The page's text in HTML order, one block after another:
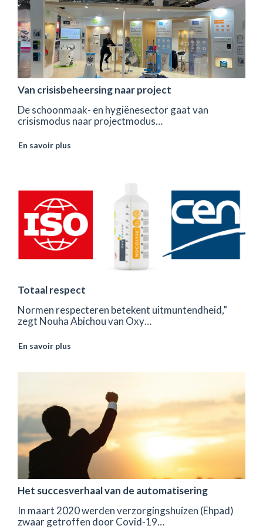
Van crisisbeheersing naar project
De schoonmaak- en hygiënesector gaat van
crisismodus naar projectmodus…
En savoir plus
Totaal respect
Normen respecteren betekent uitmuntendheid,”
zegt Nouha Abichou van Oxy…
En savoir plus
Het succesverhaal van de automatisering
In maart 2020 werden verzorgingshuizen (Ehpad)
zwaar getroffen door Covid-19…